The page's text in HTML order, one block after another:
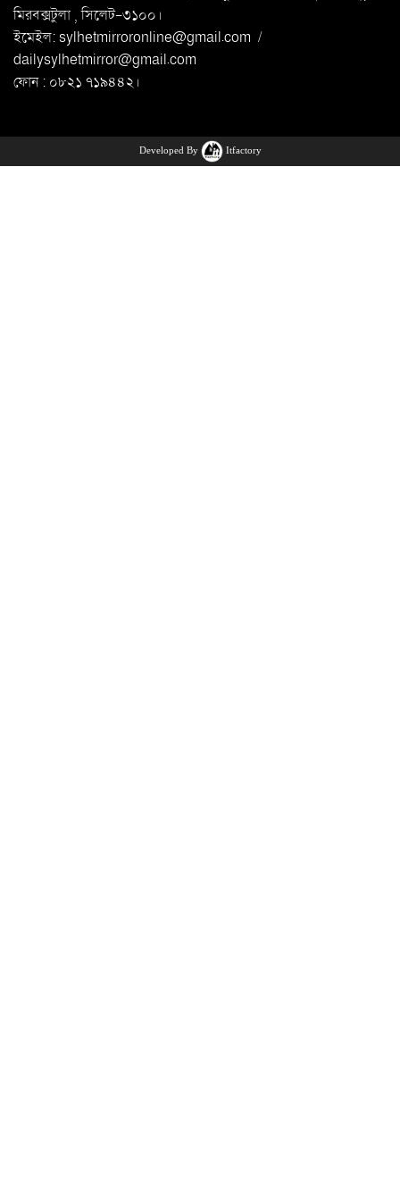
মিরবক্সটুলা ,সি‌লেট-৩১০০।
ইমেইল:sylhetmirroronline@gmail.com /
dailysylhetmirror@gmail.com
ফোন : ০৮২১ ৭১৯৪৪২।
Developed By Itfactory